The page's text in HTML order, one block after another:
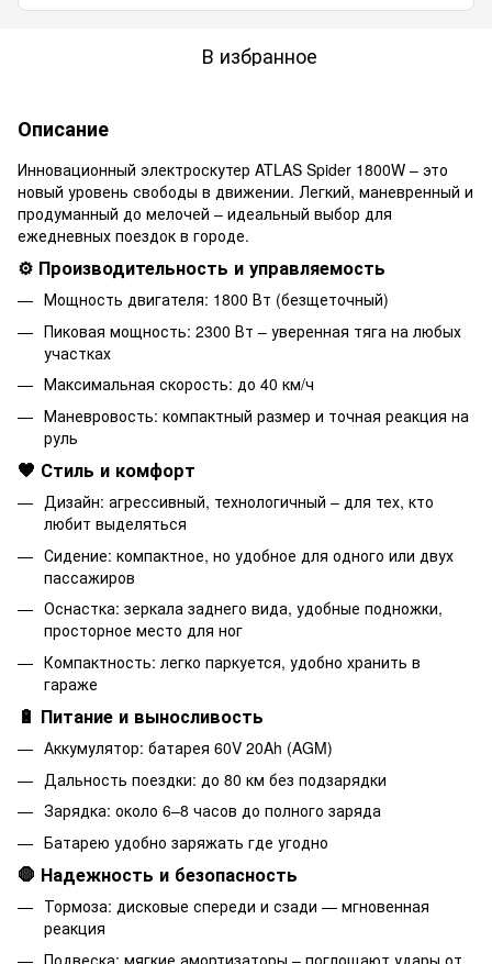
В избранное
Описание
Инновационный электроскутер ATLAS Spider 1800W – это
новый уровень свободы в движении. Легкий, маневренный и
продуманный до мелочей – идеальный выбор для
ежедневных поездок в городе.
⚙️ Производительность и управляемость
Мощность двигателя: 1800 Вт (безщеточный)
Пиковая мощность: 2300 Вт – уверенная тяга на любых
участках
Максимальная скорость: до 40 км/ч
Маневровость: компактный размер и точная реакция на
руль
🖤 ​​Стиль и комфорт
Дизайн: агрессивный, технологичный – для тех, кто
любит выделяться
Сидение: компактное, но удобное для одного или двух
пассажиров
Оснастка: зеркала заднего вида, удобные подножки,
просторное место для ног
Компактность: легко паркуется, удобно хранить в
гараже
🔋 Питание и выносливость
Аккумулятор: батарея 60V 20Ah (AGM)
Дальность поездки: до 80 км без подзарядки
Зарядка: около 6–8 часов до полного заряда
Батарею удобно заряжать где угодно
🛑 Надежность и безопасность
Тормоза: дисковые спереди и сзади — мгновенная
реакция
Подвеска: мягкие амортизаторы – поглощают удары от